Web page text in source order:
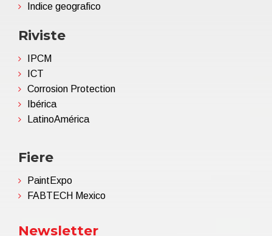
Indice geografico
Riviste
IPCM
ICT
Corrosion Protection
Ibérica
LatinoAmérica
Fiere
PaintExpo
FABTECH Mexico
Newsletter